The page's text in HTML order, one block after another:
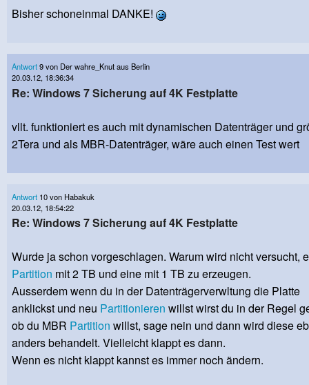
Bisher schoneinmal DANKE!
Antwort9 von Der wahre_Knut aus Berlin
20.03.12, 18:36:34
Re: Windows 7 Sicherung auf 4K Festplatte
vllt. funktioniert es auch mit dynamischen Datenträger und
2Tera und als MBR-Datenträger, wäre auch einen Test wert
Antwort 10 von Habakuk
20.03.12, 18:54:22
Re: Windows 7 Sicherung auf 4K Festplatte
Wurde ja schon vorgeschlagen. Warum wird nicht versucht,
Partition mit 2 TB und eine mit 1 TB zu erzeugen.
Ausserdem wenn du in der Datenträgerverwltung die Platte
anklickst und neu Partitionieren willst wirst du in der Regel
ob du MBR Partition willst, sage nein und dann wird diese
anders behandelt. Vielleicht klappt es dann.
Wenn es nicht klappt kannst es immer noch ändern.